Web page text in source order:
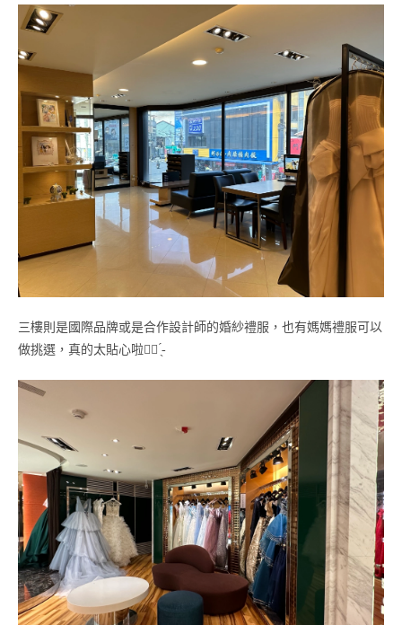
三樓則是國際品牌或是合作設計師的婚紗禮服，也有媽媽禮服可以
做挑選，真的太貼心啦‎♡⃛ ̖́-